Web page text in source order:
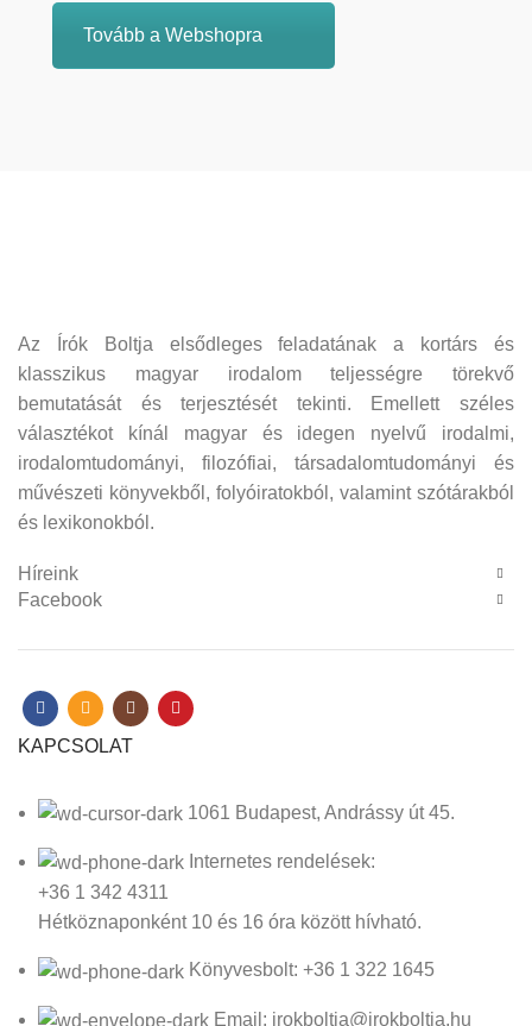
Tovább a Webshopra
Az Írók Boltja elsődleges feladatának a kortárs és
klasszikus magyar irodalom teljességre törekvő
bemutatását és terjesztését tekinti. Emellett széles
választékot kínál magyar és idegen nyelvű irodalmi,
irodalomtudományi, filozófiai, társadalomtudományi és
művészeti könyvekből, folyóiratokból, valamint szótárakból
és lexikonokból.
Híreink
Facebook
KAPCSOLAT
1061 Budapest, Andrássy út 45.
Internetes rendelések:
+36 1 342 4311
Hétköznaponként 10 és 16 óra között hívható.
Könyvesbolt: +36 1 322 1645
Email: irokboltja@irokboltja.hu